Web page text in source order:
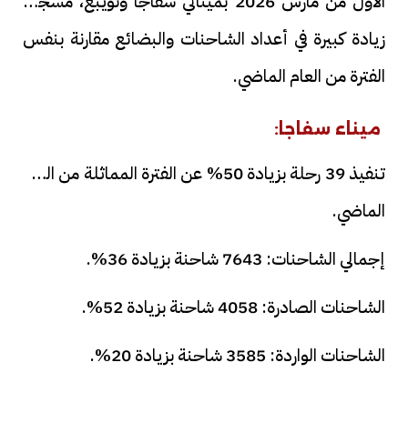
زيادة كبيرة في أعداد الشاحنات والبضائع مقارنة بنفس
الفترة من العام الماضي.
ميناء سفاجا:
تنفيذ 39 رحلة بزيادة 50% عن الفترة المماثلة من العام
الماضي.
إجمالي الشاحنات: 7643 شاحنة بزيادة 36%.
الشاحنات الصادرة: 4058 شاحنة بزيادة 52%.
الشاحنات الواردة: 3585 شاحنة بزيادة 20%.